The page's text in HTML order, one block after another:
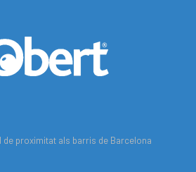
proximitat als barris de Barcelona